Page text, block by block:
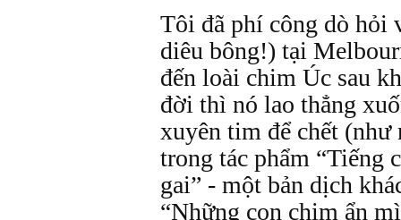
Tôi đã phí công dò hỏi
diêu bông!) tại
đến loài chim Úc sau
đời thì nó lao thẳng
xuyên tim để chết
trong tác phẩm “Tiếng
gai” - một bản dịch
“Những con chim ẩn